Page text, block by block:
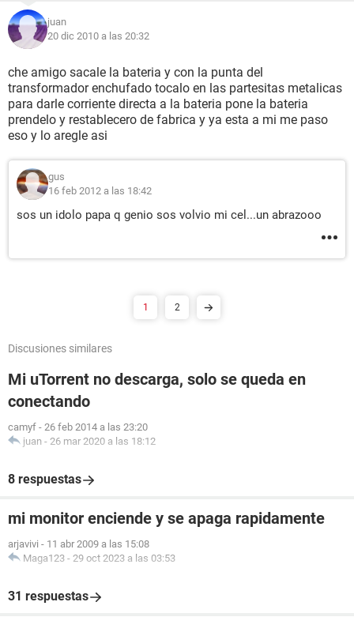
juan
20 dic 2010 a las 20:32
che amigo sacale la bateria y con la punta del
transformador enchufado tocalo en las partesitas metalicas
para darle corriente directa a la bateria pone la bateria
prendelo y restablecero de fabrica y ya esta a mi me paso
eso y lo aregle asi
gus
16 feb 2012 a las 18:42
sos un idolo papa q genio sos volvio mi cel...un abrazooo
1 2
Discusiones similares
Mi uTorrent no descarga, solo se queda en
conectando
camyf - 26 feb 2014 a las 23:20
juan - 26 mar 2020 a las 18:12
8 respuestas
mi monitor enciende y se apaga rapidamente
arjavivi - 11 abr 2009 a las 15:08
Maga123 - 29 oct 2023 a las 03:53
31 respuestas